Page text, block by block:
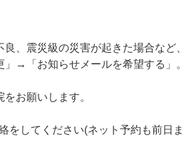
、震災級の災害が起きた場合など
→「お知らせメールを希望する」。
お願いします。
してください(ネット予約も前日